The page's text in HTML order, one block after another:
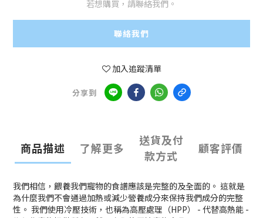
若想購買，請聯絡我們。
聯絡我們
加入追蹤清單
分享到
商品描述 了解更多
送貨及付
款方式
顧客評價
我們相信，餵養我們寵物的食譜應該是完整的及全面的。 這就是
為什麼我們不會通過加熱或減少營養成分來保持我們成分的完整
性。 我們使用冷壓技術，也稱為高壓處理（HPP） - 代替高熱能 -